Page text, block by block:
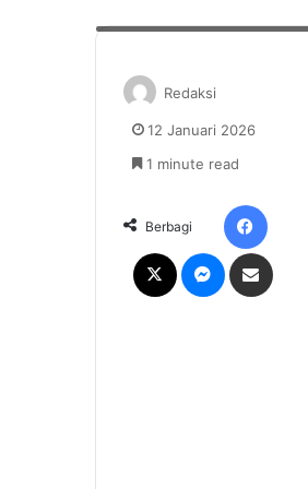
Redaksi
12 Januari 2026
1 minute read
Berbagi
Messenger